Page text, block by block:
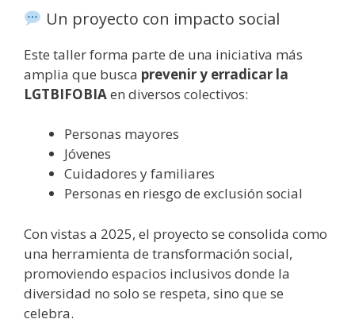
Un proyecto con impacto social
Este taller forma parte de una iniciativa más
amplia que busca prevenir y erradicar la
LGTBIFOBIAen diversos colectivos:
Personas mayores
Jóvenes
Cuidadores y familiares
Personas en riesgo de exclusión social
Con vistas a 2025, el proyecto se consolida como
una herramienta de transformación social,
promoviendo espacios inclusivos donde la
diversidad no solo se respeta, sino que se
celebra.